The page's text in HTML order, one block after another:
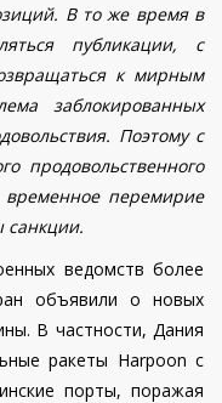
В то же время в
публикации, с
к мирным
заблокированных
Поэтому с
продовольственного
временное перемирие
санкции.
ведомств более
объявили о новых
В частности, Дания
ракеты Harpoon с
порты, поражая